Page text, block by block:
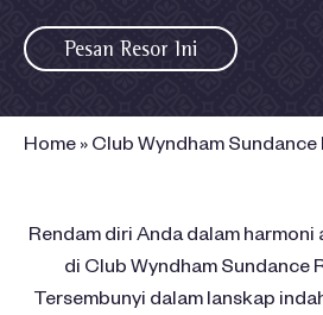
Pesan Resor Ini
Home » Club Wyndham
Rendam diri Anda dalam harmoni
di Club Wyndham Sundance
Tersembunyi dalam lanskap